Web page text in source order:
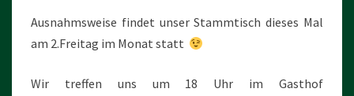
Ausnahmsweise findet unser Stammtisch dieses Mal
am 2.Freitag im Monat statt
Wir treffen uns um 18 Uhr im Gasthof